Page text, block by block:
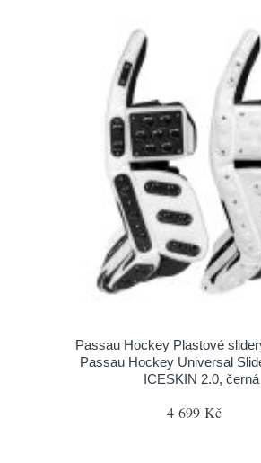
Passau Hockey Plastové
Passau Hockey Universal
ICESKIN 2.0, černá
4 699 Kč